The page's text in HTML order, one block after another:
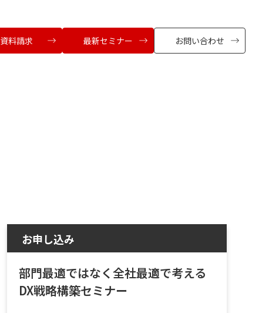
資料請求 最新セミナー お問い合わせ
お申し込み
部門最適ではなく全社最適で考える
DX戦略構築セミナー